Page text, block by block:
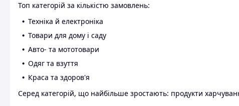
Топ категорій за кількістю замовлень:
Техніка й електроніка
Товари для дому і саду
Авто- та мототовари
Одяг та взуття
Краса та здоров'я
Серед категорій, що найбільше зростають: продукти